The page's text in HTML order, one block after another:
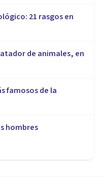
21 rasgos en
de animales, en
famosos de la
hombres